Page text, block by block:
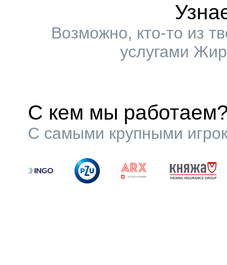
Возможно, кто-то из
услугами
С кем мы
С самыми крупными